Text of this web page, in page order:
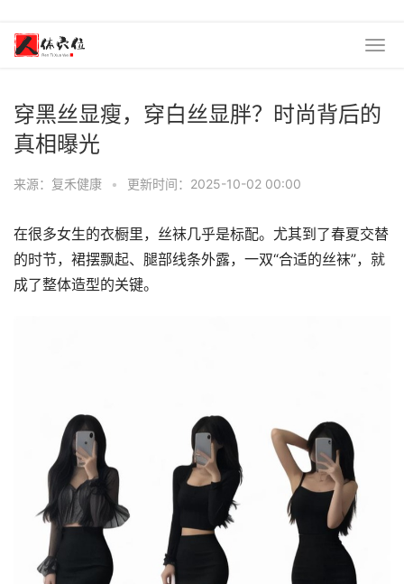
穿黑丝显瘦，穿白丝显胖？时尚背后的
真相曝光
来源：复禾健康 • 更新时间：2025-10-02 00:00
在很多女生的衣橱里，丝袜几乎是标配。尤其到了春夏交替
的时节，裙摆飘起、腿部线条外露，一双“合适的丝袜”，就
成了整体造型的关键。